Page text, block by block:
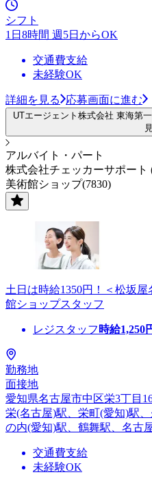
シフト
1日8時間 週5日からOK
交通費支給
未経験OK
詳細を見る 応募画面に進む
UTエージェント株式会社 東海第
アルバイト・パート
株式会社チェッカーサポー
美術館ショップ(7830)
土日は時給1350円！＜松坂
館ショップスタッフ
レジスタッフ 時給1,250
勤務地
面接地
愛知県名古屋市中区栄3丁目
栄(名古屋)駅、栄町(愛知)駅
の内(愛知)駅、鶴舞駅、名古
交通費支給
未経験OK